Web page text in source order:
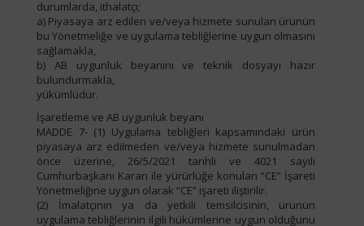
durumlarda, ithalatçı;
a) Piyasaya arz edilen ve/veya hizmete sunulan ürünün
bu Yönetmeliğe ve uygulama tebliğlerine uygun olmasını
sağlamakla,
b) AB uygunluk beyanını ve teknik dosyayı hazır
bulundurmakla,
yükümlüdür.
İşaretleme ve AB uygunluk beyanı
MADDE 7- (1) Uygulama tebliğleri kapsamındaki ürün
piyasaya arz edilmeden ve/veya hizmete sunulmadan
önce üzerine, 26/5/2021 tarihli ve 4021 sayılı
Cumhurbaşkanı Kararı ile yürürlüğe konulan “CE” İşareti
Yönetmeliğine uygun olarak “CE” işareti iliştirilir.
(2) İmalatçının ya da yetkili temsilcisinin, ürünün
uygulama tebliğlerinin ilgili hükümlerine uygun olduğunu